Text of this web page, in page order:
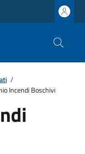
/
Incendi Boschivi